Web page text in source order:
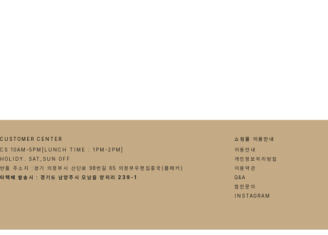
CUSTOMER CENTER
CS 10AM-5PM[LUNCH TIME : 1PM-2PM]
HOLIDY. SAT,SUN OFF
반품 주소지 :경기 의정부시 산단로 98번길 65 의정부우편집중국(룸페커)
타택배 발송시 : 경기도 남양주시 오남읍 양지리 239-1
쇼핑몰 이용안내
이용안내
개인정보처리방침
이용약관
Q&A
협찬문의
INSTAGRAM